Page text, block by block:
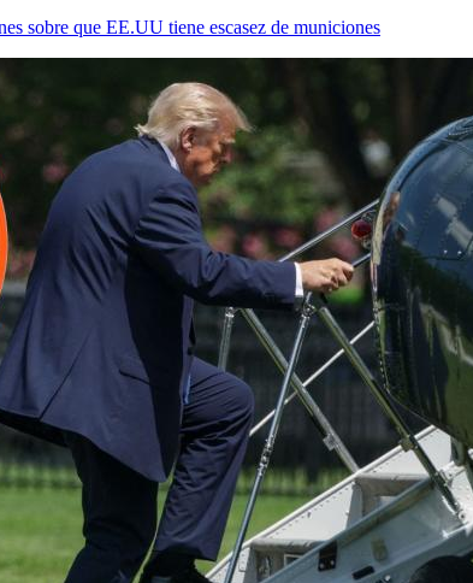
sobre que EE.UU tiene escasez de municiones